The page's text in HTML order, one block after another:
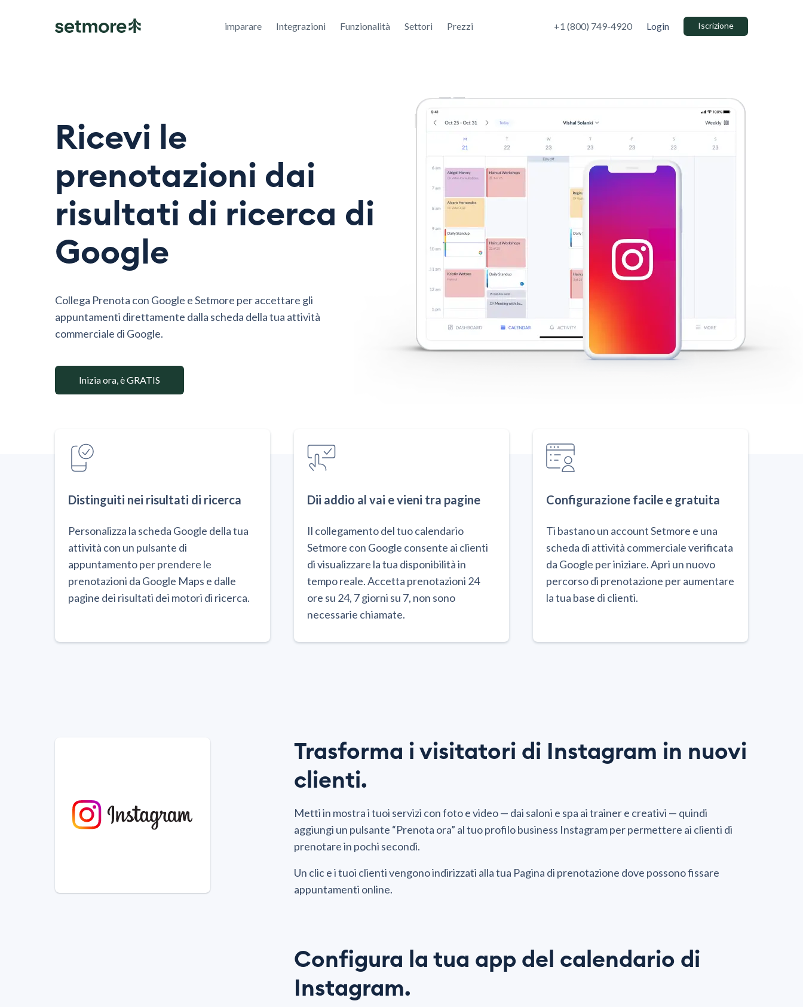
imparare Integrazioni Funzionalità Settori Prezzi +1 (800) 749-4920 Login Iscrizione
Ricevi le
prenotazioni dai
risultati di ricerca di
Google
Collega Prenota con Google e Setmore per accettare gli
appuntamenti direttamente dalla scheda della tua attività
commerciale di Google.
Inizia ora, è GRATIS
Distinguiti nei risultati di ricerca
Personalizza la scheda Google della tua
attività con un pulsante di
appuntamento per prendere le
prenotazioni da Google Maps e dalle
pagine dei risultati dei motori di ricerca.
Dii addio al vai e vieni tra pagine
Il collegamento del tuo calendario
Setmore con Google consente ai clienti
di visualizzare la tua disponibilità in
tempo reale. Accetta prenotazioni 24
ore su 24, 7 giorni su 7, non sono
necessarie chiamate.
Configurazione facile e gratuita
Ti bastano un account Setmore e una
scheda di attività commerciale verificata
da Google per iniziare. Apri un nuovo
percorso di prenotazione per aumentare
la tua base di clienti.
Trasforma i visitatori di Instagram in nuovi
clienti.
Metti in mostra i tuoi servizi con foto e video — dai saloni e spa ai trainer e creativi — quindi
aggiungi un pulsante “Prenota ora” al tuo profilo business Instagram per permettere ai clienti di
prenotare in pochi secondi.
Un clic e i tuoi clienti vengono indirizzati alla tua Pagina di prenotazione dove possono fissare
appuntamenti online.
Configura la tua app del calendario di
Instagram.